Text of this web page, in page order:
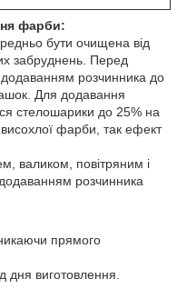
фарби:
бути очищена від
забруднень. Перед
розчинника до
Для додавання
стелошарики до 25% на
фарби, так ефект
валиком, повітряним і
розчинника
прямого
дня виготовлення.